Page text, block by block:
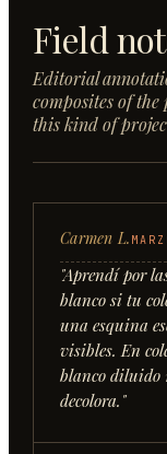
Field
Editorial
composites of
this kind of
Carmen L.
"Aprendí por
blanco si tu
una esquina
visibles. En
blanco diluido
decolora. "